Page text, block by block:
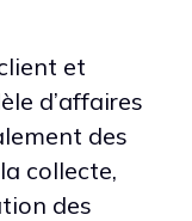
et
d’affaires
des
collecte,
des